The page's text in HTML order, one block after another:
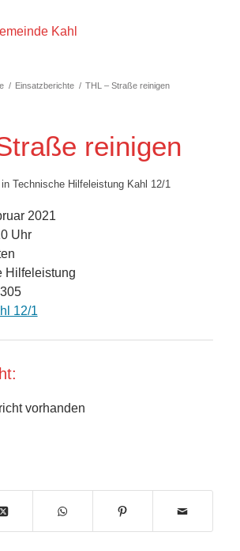
/ Einsatzberichte / THL – Straße reinigen
reinigen
in Technische Hilfeleistung Kahl 12/1
2021
Uhr
Hilfeleistung
12/1
vorhanden